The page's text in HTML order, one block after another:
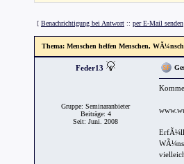
[ Benachrichtigung bei Antwort :: per E-Mail senden
Thema: Menschen helfen Menschen,
Feder13
Gruppe: Seminaranbieter
Beiträge: 4
Seit: Juni. 2008